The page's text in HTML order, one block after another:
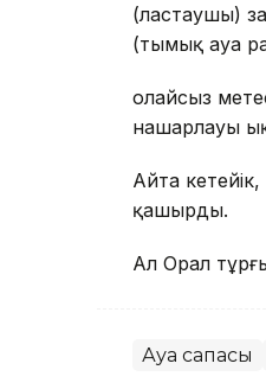
(ластаушы)
(тымық ауа
Қолайсыз
нашарлауы
Айта
қашырды.
Ал Орал
Ауа сапасы